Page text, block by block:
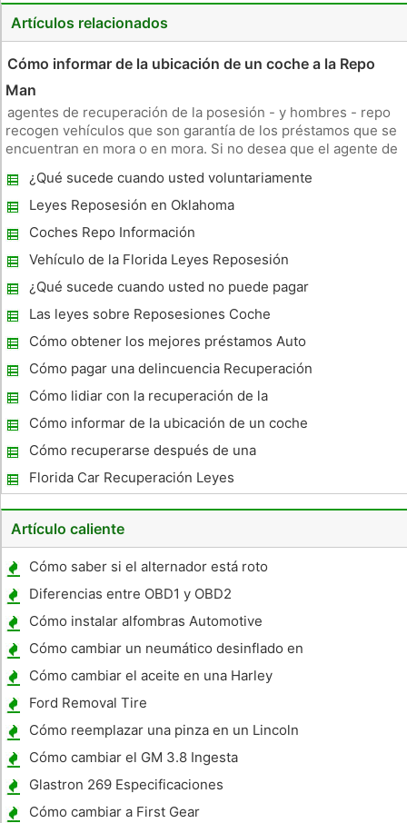
Artículos relacionados
Cómo informar de la ubicación de un coche a la Repo
Man
agentes de recuperación de la posesión - y hombres - repo
recogen vehículos que son garantía de los préstamos que se
encuentran en mora o en mora. Si no desea que el agente de
puede hacer arreglos con la compañía para que el vehículo
sea recog
¿Qué sucede cuando usted voluntariamente
Repo un coche?
Leyes Reposesión en Oklahoma
Coches Repo Información
Vehículo de la Florida Leyes Reposesión
¿Qué sucede cuando usted no puede pagar
los pagos de coches?
Las leyes sobre Reposesiones Coche
Cómo obtener los mejores préstamos Auto
Title
Cómo pagar una delincuencia Recuperación
de carro
Cómo lidiar con la recuperación de la
posesión de coches Banco
Cómo informar de la ubicación de un coche
a la Repo Man
Cómo recuperarse después de una
recuperación de la posesión de coches
Florida Car Recuperación Leyes
Artículo caliente
Cómo saber si el alternador está roto
Diferencias entre OBD1 y OBD2
Cómo instalar alfombras Automotive
Cómo cambiar un neumático desinflado en
una F150 Super Crew 2002
Cómo cambiar el aceite en una Harley
Davidson cárter
Ford Removal Tire
Cómo reemplazar una pinza en un Lincoln
Navigator
Cómo cambiar el GM 3.8 Ingesta
Glastron 269 Especificaciones
Cómo cambiar a First Gear